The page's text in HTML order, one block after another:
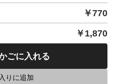
￥770
￥ 1,870
ごに入れる
りに追加